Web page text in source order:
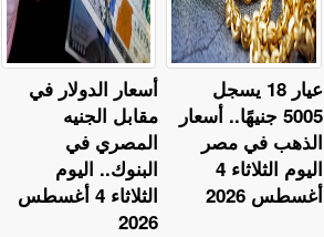
أسعار الدولار في
مقابل الجنيه
المصري في
البنوك.. اليوم
الثلاثاء 4 أغسطس
2026
عيار 18 يسجل
5005 جنيهًا.. أسعار
الذهب في مصر
اليوم الثلاثاء 4
أغسطس 2026